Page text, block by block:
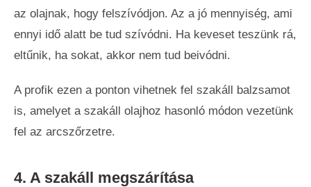
az olajnak, hogy felszívódjon. Az a jó mennyiség, ami
ennyi idő alatt be tud szívódni. Ha keveset teszünk rá,
eltűnik, ha sokat, akkor nem tud beivódni.
A profik ezen a ponton vihetnek fel szakáll balzsamot
is, amelyet a szakáll olajhoz hasonló módon vezetünk
fel az arcszőrzetre.
4. A szakáll megszárítása